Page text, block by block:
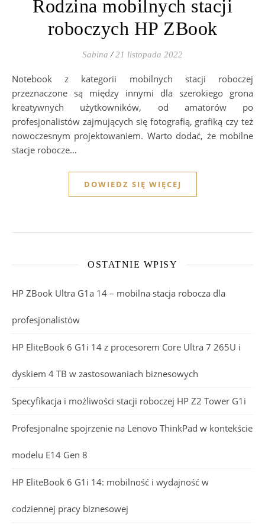
Rodzina mobilnych stacji
roboczych HP ZBook
Sabina / 21 listopada 2022
Notebook z kategorii mobilnych stacji roboczej
przeznaczone są między innymi dla szerokiego grona
kreatywnych użytkowników, od amatorów po
profesjonalistów zajmujących się fotografią, grafiką czy też
nowoczesnym projektowaniem. Warto dodać, że mobilne
stacje robocze…
DOWIEDZ SIĘ WIĘCEJ
OSTATNIE WPISY
HP ZBook Ultra G1a 14 – mobilna stacja robocza dla
profesjonalistów
HP EliteBook 6 G1i 14 z procesorem Core Ultra 7 265U i
dyskiem 4 TB w zastosowaniach biznesowych
Specyfikacja i możliwości stacji roboczej HP Z2 Tower G1i
Profesjonalne spojrzenie na Lenovo ThinkPad w kontekście
modelu E14 Gen 8
HP EliteBook 6 G1i 14: mobilność i wydajność w
codziennej pracy biznesowej